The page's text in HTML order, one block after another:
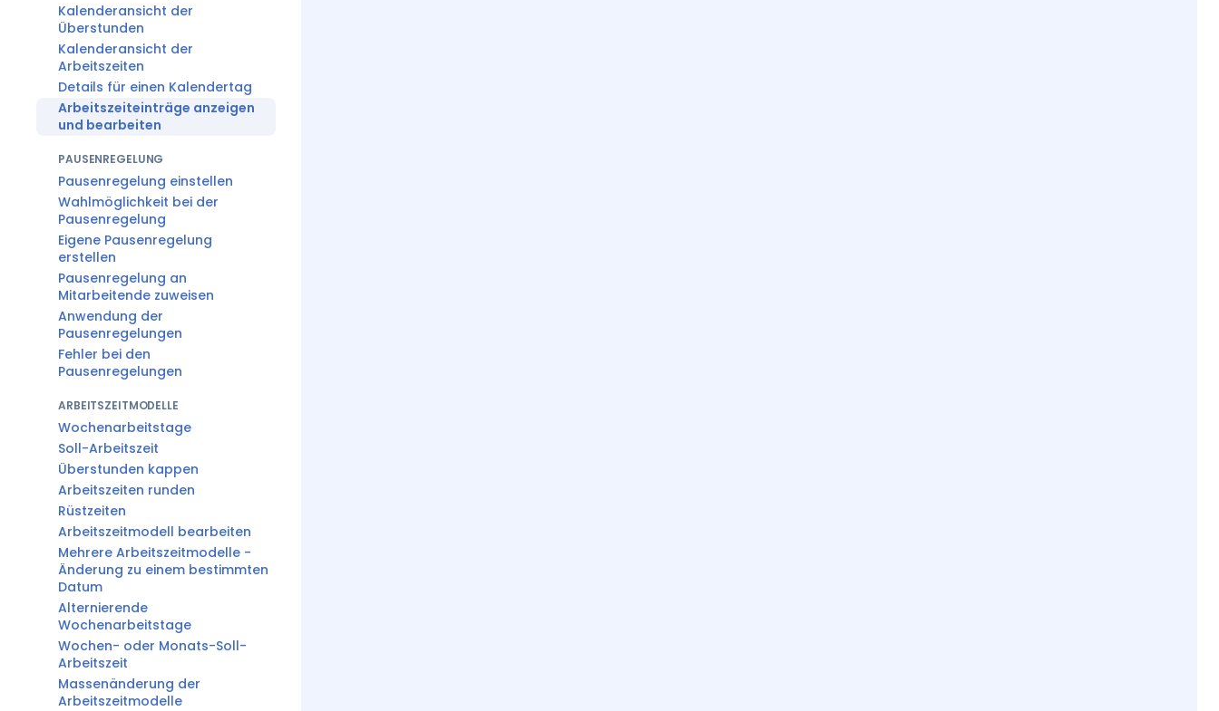
Kalenderansicht der
Überstunden
Kalenderansicht der
Arbeitszeiten
Details für einen Kalendertag
Arbeitszeiteinträge anzeigen
und bearbeiten
PAUSENREGELUNG
Pausenregelung einstellen
Wahlmöglichkeit bei der
Pausenregelung
Eigene Pausenregelung
erstellen
Pausenregelung an
Mitarbeitende zuweisen
Anwendung der
Pausenregelungen
Fehler bei den
Pausenregelungen
ARBEITSZEITMODELLE
Wochenarbeitstage
Soll-Arbeitszeit
Überstunden kappen
Arbeitszeiten runden
Rüstzeiten
Arbeitszeitmodell bearbeiten
Mehrere Arbeitszeitmodelle -
Änderung zu einem bestimmten
Datum
Alternierende
Wochenarbeitstage
Wochen- oder Monats-Soll-
Arbeitszeit
Massenänderung der
Arbeitszeitmodelle